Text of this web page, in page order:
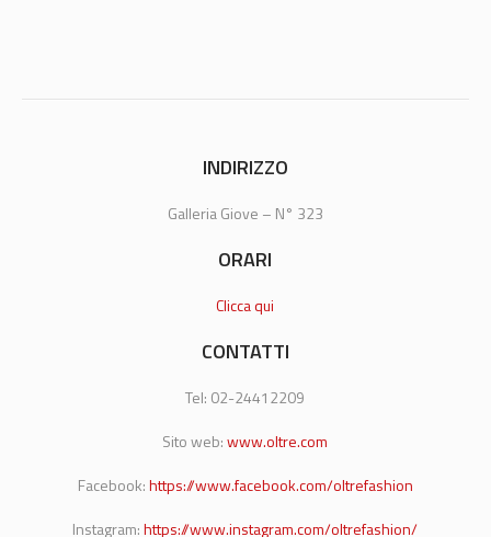
INDIRIZZO
Galleria Giove – N° 323
ORARI
Clicca qui
CONTATTI
Tel: 02-24412209
Sito web:www.oltre.com
Facebook:https://www.facebook.com/oltrefashion
Instagram:https://www.instagram.com/oltrefashion/